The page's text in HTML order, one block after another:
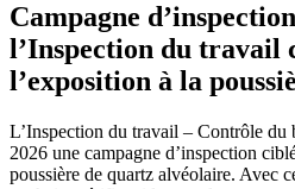
Campagne
l’Inspection du travail
l’exposition à la
L’Inspection du travail – Contrôle du
2026 une campagne d’inspection
poussière de quartz alvéolaire. Avec